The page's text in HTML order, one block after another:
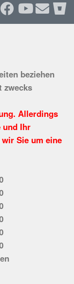
beziehen
zwecks
Allerdings
und Ihr
Sie um eine